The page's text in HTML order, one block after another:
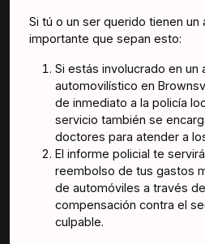
Si tú o un ser querido tienen
importante que sepan esto:
Si estás involucrado en un
automovilístico en
de inmediato a la policía
servicio también se
doctores para atender a
El informe policial te
reembolso de tus gastos
de automóviles a través
compensación contra el
culpable.